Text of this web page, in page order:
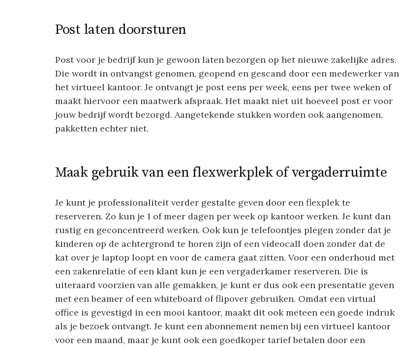
Post laten doorsturen
Post voor je bedrijf kun je gewoon laten bezorgen op het nieuwe zakelijke adres.
Die wordt in ontvangst genomen, geopend en gescand door een medewerker van
het virtueel kantoor. Je ontvangt je post eens per week, eens per twee weken of
maakt hiervoor een maatwerk afspraak. Het maakt niet uit hoeveel post er voor
jouw bedrijf wordt bezorgd. Aangetekende stukken worden ook aangenomen,
pakketten echter niet.
Maak gebruik van een flexwerkplek of vergaderruimte
Je kunt je professionaliteit verder gestalte geven door een flexplek te
reserveren. Zo kun je 1 of meer dagen per week op kantoor werken. Je kunt dan
rustig en geconcentreerd werken. Ook kun je telefoontjes plegen zonder dat je
kinderen op de achtergrond te horen zijn of een videocall doen zonder dat de
kat over je laptop loopt en voor de camera gaat zitten. Voor een onderhoud met
een zakenrelatie of een klant kun je een vergaderkamer reserveren. Die is
uiteraard voorzien van alle gemakken, je kunt er dus ook een presentatie geven
met een beamer of een whiteboard of flipover gebruiken. Omdat een virtual
office is gevestigd in een mooi kantoor, maakt dit ook meteen een goede indruk
als je bezoek ontvangt. Je kunt een abonnement nemen bij een virtueel kantoor
voor een maand, maar je kunt ook een goedkoper tarief betalen door een